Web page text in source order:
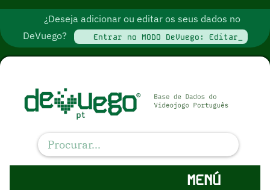
¿Deseja adicionar ou editar os seus dados no
DeVuego?
Entrar no MODO DeVuego: Editar_
MENÚ